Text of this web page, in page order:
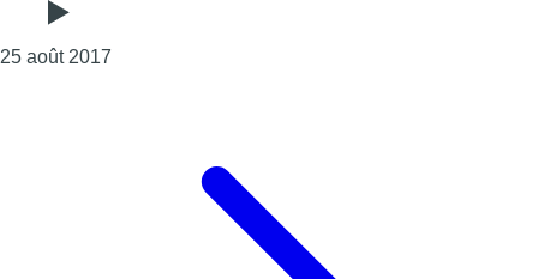
25 août 2017